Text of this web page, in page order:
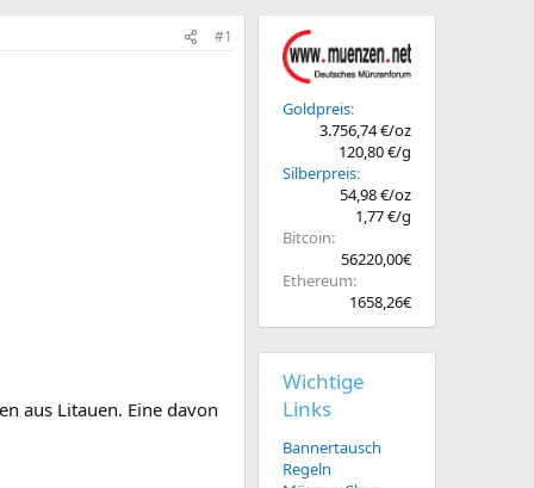
#1
aus Litauen. Eine davon
Goldpreis
3.756,74 €/oz
120,80 €/g
Silberpreis
54,98 €/oz
1,77 €/g
Bitcoin
56220,00€
Ethereum
1658,26€
Wichtige
Links
Bannertausch
Regeln